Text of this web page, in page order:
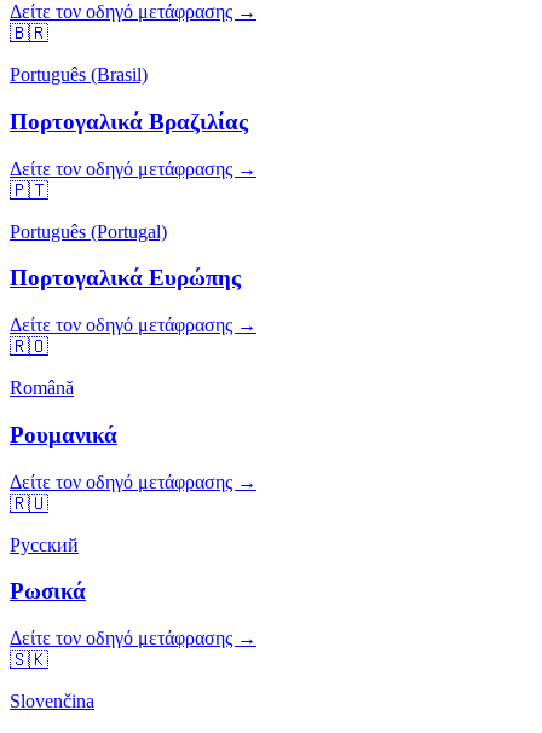
Δείτε τον οδηγό μετάφρασης →
🇧🇷
Português (Brasil)
Πορτογαλικά Βραζιλίας
Δείτε τον οδηγό μετάφρασης →
🇵🇹
Português (Portugal)
Πορτογαλικά Ευρώπης
Δείτε τον οδηγό μετάφρασης →
🇷🇴
Română
Ρουμανικά
Δείτε τον οδηγό μετάφρασης →
🇷🇺
Русский
Ρωσικά
Δείτε τον οδηγό μετάφρασης →
🇸🇰
Slovenčina